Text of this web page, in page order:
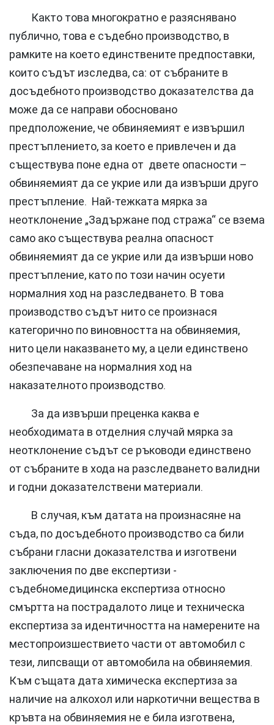
Както това многократно е разяснявано
публично, това е съдебно производство, в
рамките на което единствените предпоставки,
които съдът изследва, са: от събраните в
досъдебното производство доказателства да
може да се направи обосновано
предположение, че обвиняемият е извършил
престъплението, за което е привлечен и да
съществува поне една от двете опасности –
обвиняемият да се укрие или да извърши друго
престъпление. Най-тежката мярка за
неотклонение „Задържане под стража“ се взема
само ако съществува реална опасност
обвиняемият да се укрие или да извърши ново
престъпление, като по този начин осуети
нормалния ход на разследването. В това
производство съдът нито се произнася
категорично по виновността на обвиняемия,
нито цели наказването му, а цели единствено
обезпечаване на нормалния ход на
наказателното производство.
За да извърши преценка каква е
необходимата в отделния случай мярка за
неотклонение съдът се ръководи единствено
от събраните в хода на разследването валидни
и годни доказателствени материали.
В случая, към датата на произнасяне на
съда, по досъдебното производство са били
събрани гласни доказателства и изготвени
заключения по две експертизи -
съдебномедицинска експертиза относно
смъртта на пострадалото лице и техническа
експертиза за идентичността на намерените на
местопроизшествието части от автомобил с
тези, липсващи от автомобила на обвиняемия.
Към същата дата химическа експертиза за
наличие на алкохол или наркотични вещества в
кръвта на обвиняемия не е била изготвена,